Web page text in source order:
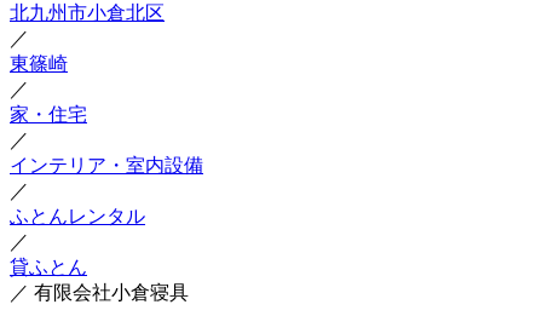
北九州市小倉北区
／
東篠崎
／
家・住宅
／
インテリア・室内設備
／
ふとんレンタル
／
貸ふとん
／ 有限会社小倉寝具